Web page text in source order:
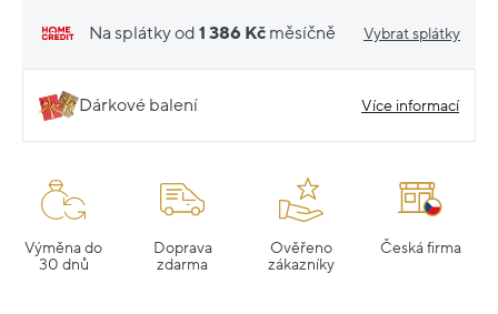
Na splátky od 1 386 Kč měsíčně Vybrat splátky
Dárkové balení Více informací
Výměna do
30 dnů
Doprava
zdarma
Ověřeno
zákazníky
Česká firma